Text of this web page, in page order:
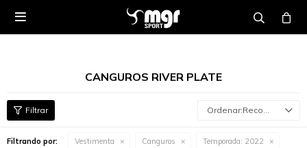

CANGUROS RIVER PLATE
Recomendados
Filtrando por: Vestimenta Canguros Temporada: 2022